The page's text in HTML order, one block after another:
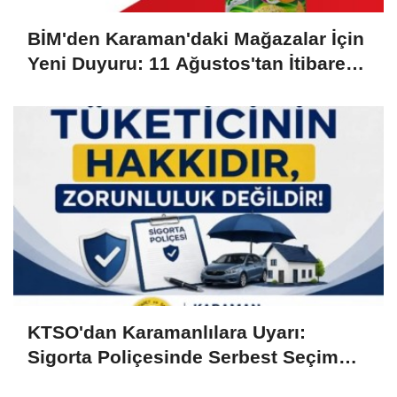
BİM'den Karaman'daki Mağazalar İçin
Yeni Duyuru: 11 Ağustos'tan İtibaren
KTSO'dan Karamanlılara Uyarı:
Sigorta Poliçesinde Serbest Seçim